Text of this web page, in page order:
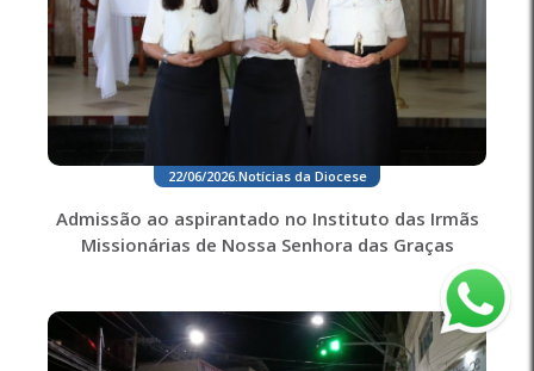
22/06/2026. Notícias da Diocese
Admissão ao aspirantado no Instituto das Irmãs
Missionárias de Nossa Senhora das Graças